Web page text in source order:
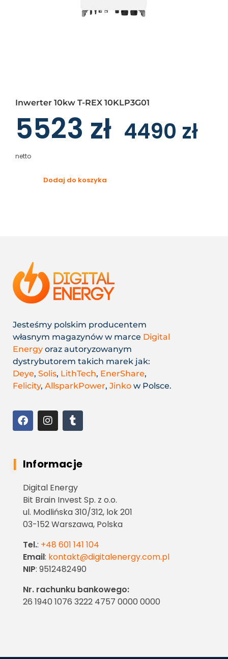
Inwerter 10kw T-REX 10KLP3G01
5523 zł 4490 zł
netto
Dodaj do koszyka
Jesteśmy polskim producentem
własnym magazynów w marce Digital
Energy oraz autoryzowanym
dystrybutorem takich marek jak:
Deye, Solis, LithTech, EnerShare,
Felicity, AllsparkPower, Jinko w Polsce.
Informacje
Digital Energy
Bit Brain Invest Sp. z o.o.
ul. Modlińska 310/312, lok 201
03-152 Warszawa, Polska
Tel.: +48 601 141 104
Email: kontakt@digitalenergy.com.pl
NIP: 9512482490
Nr. rachunku bankowego:
26 1940 1076 3222 4757 0000 0000